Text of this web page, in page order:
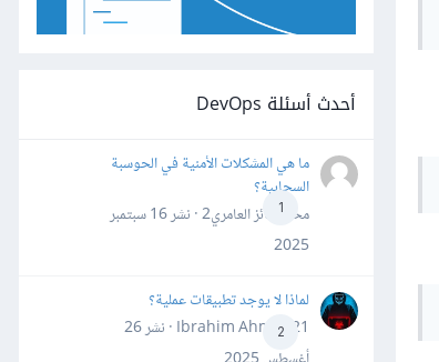
أحدث أسئلة DevOps
1
ما هي المشكلات الأمنية في الحوسبة
السحابية؟
محمد فائز العامري2 · نشر
16 سبتمبر
2025
2
لماذا لا يوجد تطبيقات عملية؟
Ibrahim Ahmed21 · نشر
26